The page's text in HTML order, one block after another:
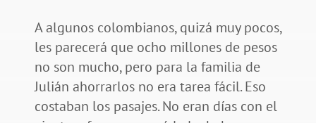
A algunos colombianos, quizá muy pocos,
les parecerá que ocho millones de pesos
no son mucho, pero para la familia de
Julián ahorrarlos no era tarea fácil. Eso
costaban los pasajes. No eran días con el